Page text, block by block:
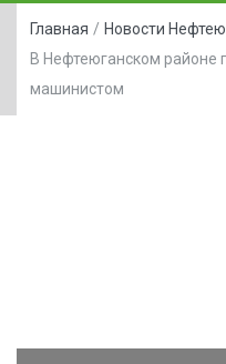
Главная / Новости
В Нефтеюганском районе
машинистом